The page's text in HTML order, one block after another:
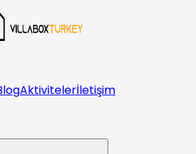
Aktivitelerİletişim